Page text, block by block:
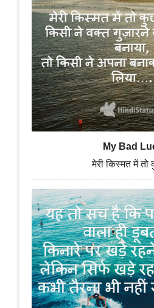
My Bad
मेरी किस्मत में तो